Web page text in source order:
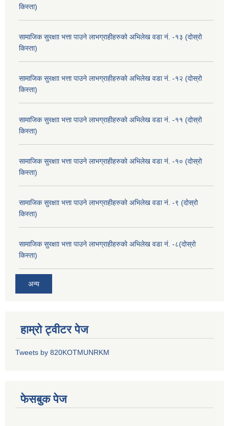
किस्ता)
सामाजिक सुरक्षाा भत्ता पाउने लाभग्राहीहरुको अभिलेख वडा नं. -१३ (दोस्रो
किस्ता)
सामाजिक सुरक्षाा भत्ता पाउने लाभग्राहीहरुको अभिलेख वडा नं. -१२ (दोस्रो
किस्ता)
सामाजिक सुरक्षाा भत्ता पाउने लाभग्राहीहरुको अभिलेख वडा नं. -११ (दोस्रो
किस्ता)
सामाजिक सुरक्षाा भत्ता पाउने लाभग्राहीहरुको अभिलेख वडा नं. -१० (दोस्रो
किस्ता)
सामाजिक सुरक्षाा भत्ता पाउने लाभग्राहीहरुको अभिलेख वडा नं. -९ (दोस्रो
किस्ता)
सामाजिक सुरक्षाा भत्ता पाउने लाभग्राहीहरुको अभिलेख वडा नं. -८(दोस्रो
किस्ता)
अन्य
हाम्रो ट्वीटर पेज
Tweets by 820KOTMUNRKM
फेसबुक पेज